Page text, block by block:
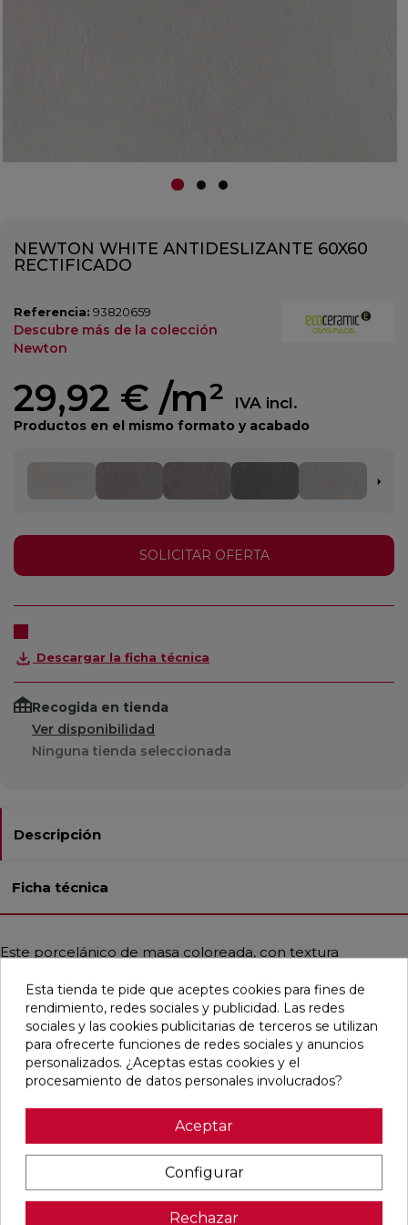
NEWTON WHITE ANTIDESLIZANTE 60X60
RECTIFICADO
Referencia: 93820659
Descubre más de la colección
Newton
29,92 € /m² IVA incl.
Productos en el mismo formato y acabado
SOLICITAR OFERTA
Descargar la ficha técnica
Recogida en tienda
Ver disponibilidad
Ninguna tienda seleccionada
Descripción
Ficha técnica
Este porcelánico de masa coloreada, con textura
cuadrado de 60x60 cm, ideal para pavimentos exteriores.
Es resistente a la helada y a las manchas, y presenta un
estilo nórdico y contemporáneo que imita la piedra,
predominando el color gris perla.
Pensamos que te puede interesar
favorite
Esta tienda te pide que aceptes cookies para fines de
rendimiento, redes sociales y publicidad. Las redes
sociales y las cookies publicitarias de terceros se utilizan
para ofrecerte funciones de redes sociales y anuncios
personalizados. ¿Aceptas estas cookies y el
procesamiento de datos personales involucrados?
Aceptar
Configurar
Rechazar